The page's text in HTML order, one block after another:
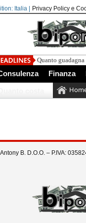
Italia | Privacy Policy e
Quanto
Finanza
Antony B. D.O.O. – P.IVA: